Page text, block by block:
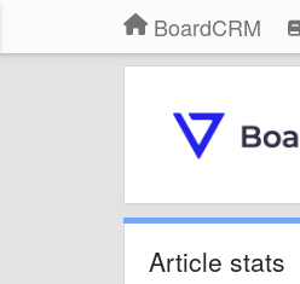
BoardCRM
Article stats